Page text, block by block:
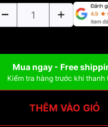
Mua ngay - Free
Kiểm tra hàng trước khi thanh
THÊM VÀO GIỎ